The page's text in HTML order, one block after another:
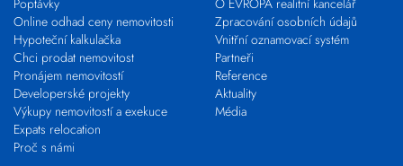
Poptávky
Online odhad ceny nemovitosti
Hypoteční kalkulačka
Chci prodat nemovitost
Pronájem nemovitostí
Developerské projekty
Výkupy nemovitostí a exekuce
Expats relocation
Proč s námi
O EVROPA realitní kancelář
Zpracování osobních údajů
Vnitřní oznamovací systém
Partneři
Reference
Aktuality
Média